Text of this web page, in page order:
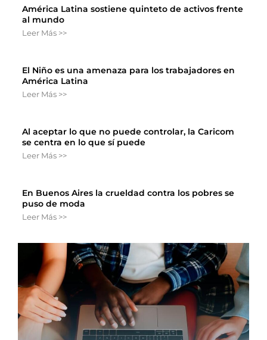
América Latina sostiene quinteto de activos frente
al mundo
Leer Más >>
El Niño es una amenaza para los trabajadores en
América Latina
Leer Más >>
Al aceptar lo que no puede controlar, la Caricom
se centra en lo que sí puede
Leer Más >>
En Buenos Aires la crueldad contra los pobres se
puso de moda
Leer Más >>